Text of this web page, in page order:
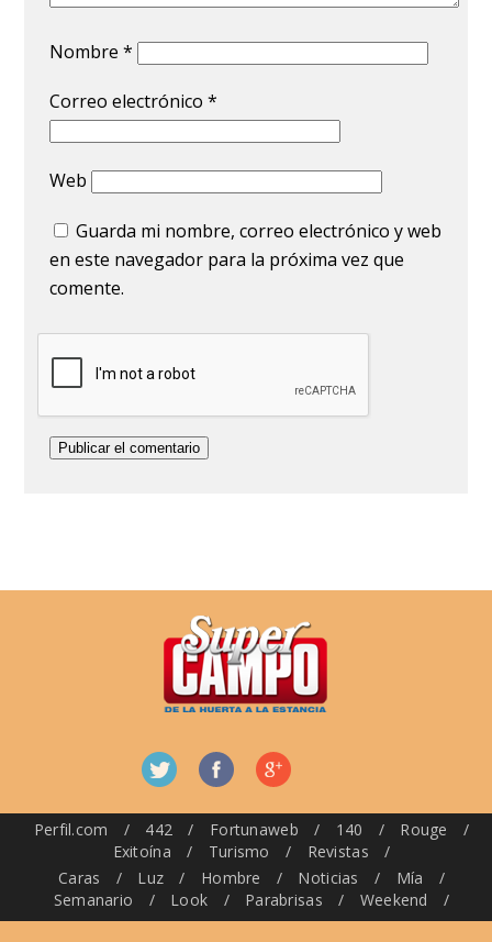
Nombre*
Correo electrónico*
Web
Guarda mi nombre, correo electrónico y web
en este navegador para la próxima vez que
comente.
Perfil.com / 442 / Fortunaweb / 140 / Rouge
/
Exitoína
/ Turismo / Revistas
/
Caras
/ Luz / Hombre / Noticias / Mía
/
Semanario
/ Look / Parabrisas / Weekend /